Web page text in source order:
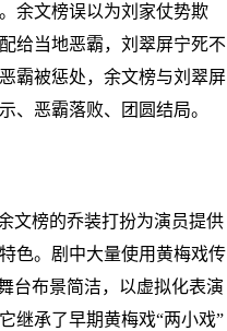
余文榜误以为刘家仗势欺
给当地恶霸，刘翠屏宁死不
霸被惩处，余文榜与刘翠屏
、恶霸落败、团圆结局。
文榜的乔装打扮为演员提供
色。剧中大量使用黄梅戏传
台布景简洁，以虚拟化表演
继承了早期黄梅戏“两小戏”